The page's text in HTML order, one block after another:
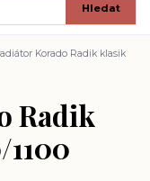
Hledat
Korado Radik klasik
Radik